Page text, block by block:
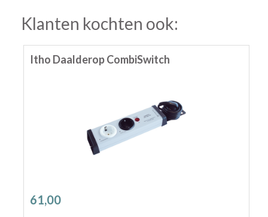
Klanten kochten ook:
Itho Daalderop CombiSwitch
61,00